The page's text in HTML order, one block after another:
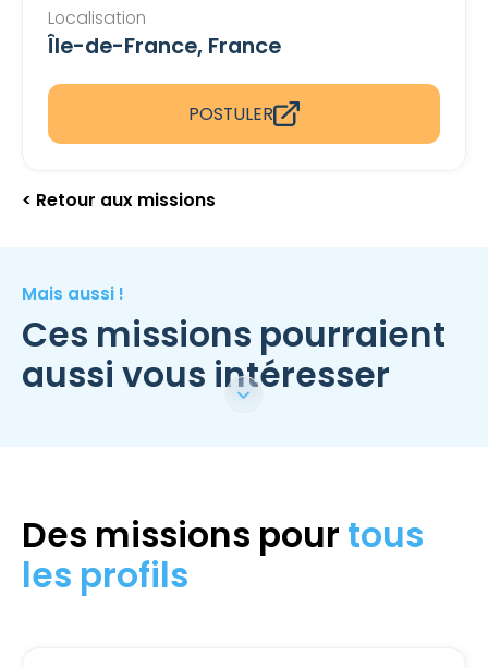
Localisation
Île-de-France, France
POSTULER
< Retour aux missions
Mais aussi !
Ces missions pourraient
aussi vous intéresser
Des missions pour tous
les profils